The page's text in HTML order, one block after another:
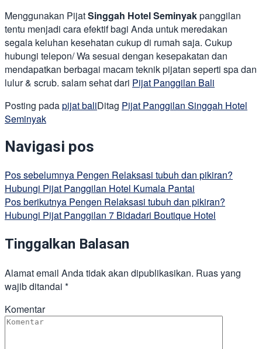
Menggunakan PijatSinggah Hotel Seminyakpanggilan
tentu menjadi cara efektif bagi Anda untuk meredakan
segala keluhan kesehatan cukup di rumah saja. Cukup
hubungi telepon/ Wa sesuai dengan kesepakatan dan
mendapatkan berbagai macam teknik pijatan seperti spa dan
lulur & scrub. salam sehat dari Pijat Panggilan Bali
Posting padapijat baliDitag Pijat Panggilan Singgah Hotel
Seminyak
Navigasi pos
Pos sebelumnya Pengen Relaksasi tubuh dan pikiran?
Hubungi Pijat Panggilan Hotel Kumala Pantai
Pos berikutnya Pengen Relaksasi tubuh dan pikiran?
Hubungi Pijat Panggilan 7 Bidadari Boutique Hotel
Tinggalkan Balasan
Alamat email Anda tidak akan dipublikasikan. Ruas yang
wajib ditandai *
Komentar